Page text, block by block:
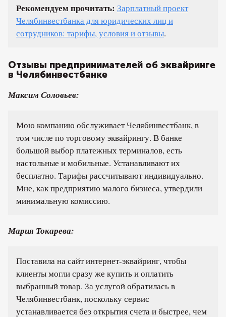
Рекомендуем прочитать: Зарплатный проект
Челябинвестбанка для юридических лиц и
сотрудников: тарифы, условия и отзывы.
Отзывы предпринимателей об эквайринге
в Челябинвестбанке
Максим Соловьев:
Мою компанию обслуживает Челябинвестбанк, в
том числе по торговому эквайрингу. В банке
большой выбор платежных терминалов, есть
настольные и мобильные. Устанавливают их
бесплатно. Тарифы рассчитывают индивидуально.
Мне, как предприятию малого бизнеса, утвердили
минимальную комиссию.
Мария Токарева:
Поставила на сайт интернет-эквайринг, чтобы
клиенты могли сразу же купить и оплатить
выбранный товар. За услугой обратилась в
Челябинвестбанк, поскольку сервис
устанавливается без открытия счета и быстрее, чем